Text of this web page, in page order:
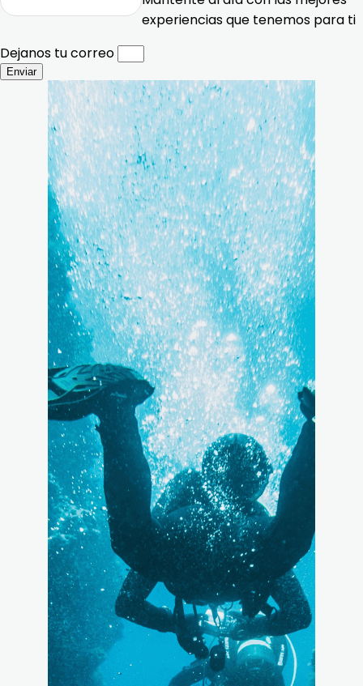
experiencias que tenemos para ti
Dejanos tu correo
Enviar